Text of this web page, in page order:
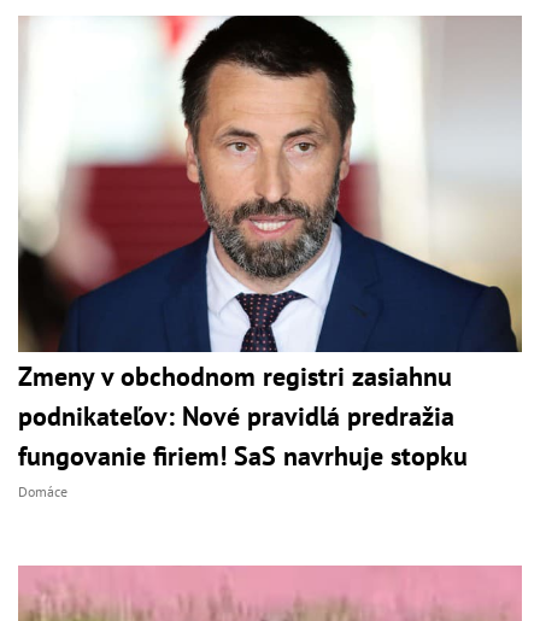
Zmeny v obchodnom registri zasiahnu
podnikateľov: Nové pravidlá predražia
fungovanie firiem! SaS navrhuje stopku
Domáce